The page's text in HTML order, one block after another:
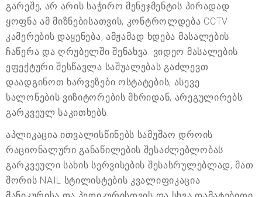
გარეშე, არ არის საჭირო მენეჯმენტის პირადად
ყოფნა ამ მიზნებისათვის, კონტროლდება CCTV
კამერების დაყენება, ამჟამად ხდება მასალების
ჩაწერა და ღრუბელში შენახვა. ვიდეო მასალების
ეფექტური შესწავლა საშუალებას გაძლევთ
დაადგინოთ ხარვეზები ოსტატების, ასევე
სალონების ვიზიტორების მხრიდან, არეგულირებს
გარკვეულ საკითხებს.
აპლიკაცია ითვალისწინებს სამუშაო დროის
რაციონალური განაწილების შესაძლებლობას
გარკვეული სახის სერვისების შესასრულებლად, მათ
შორის NAIL სტილისტების კვალიფიკაცია